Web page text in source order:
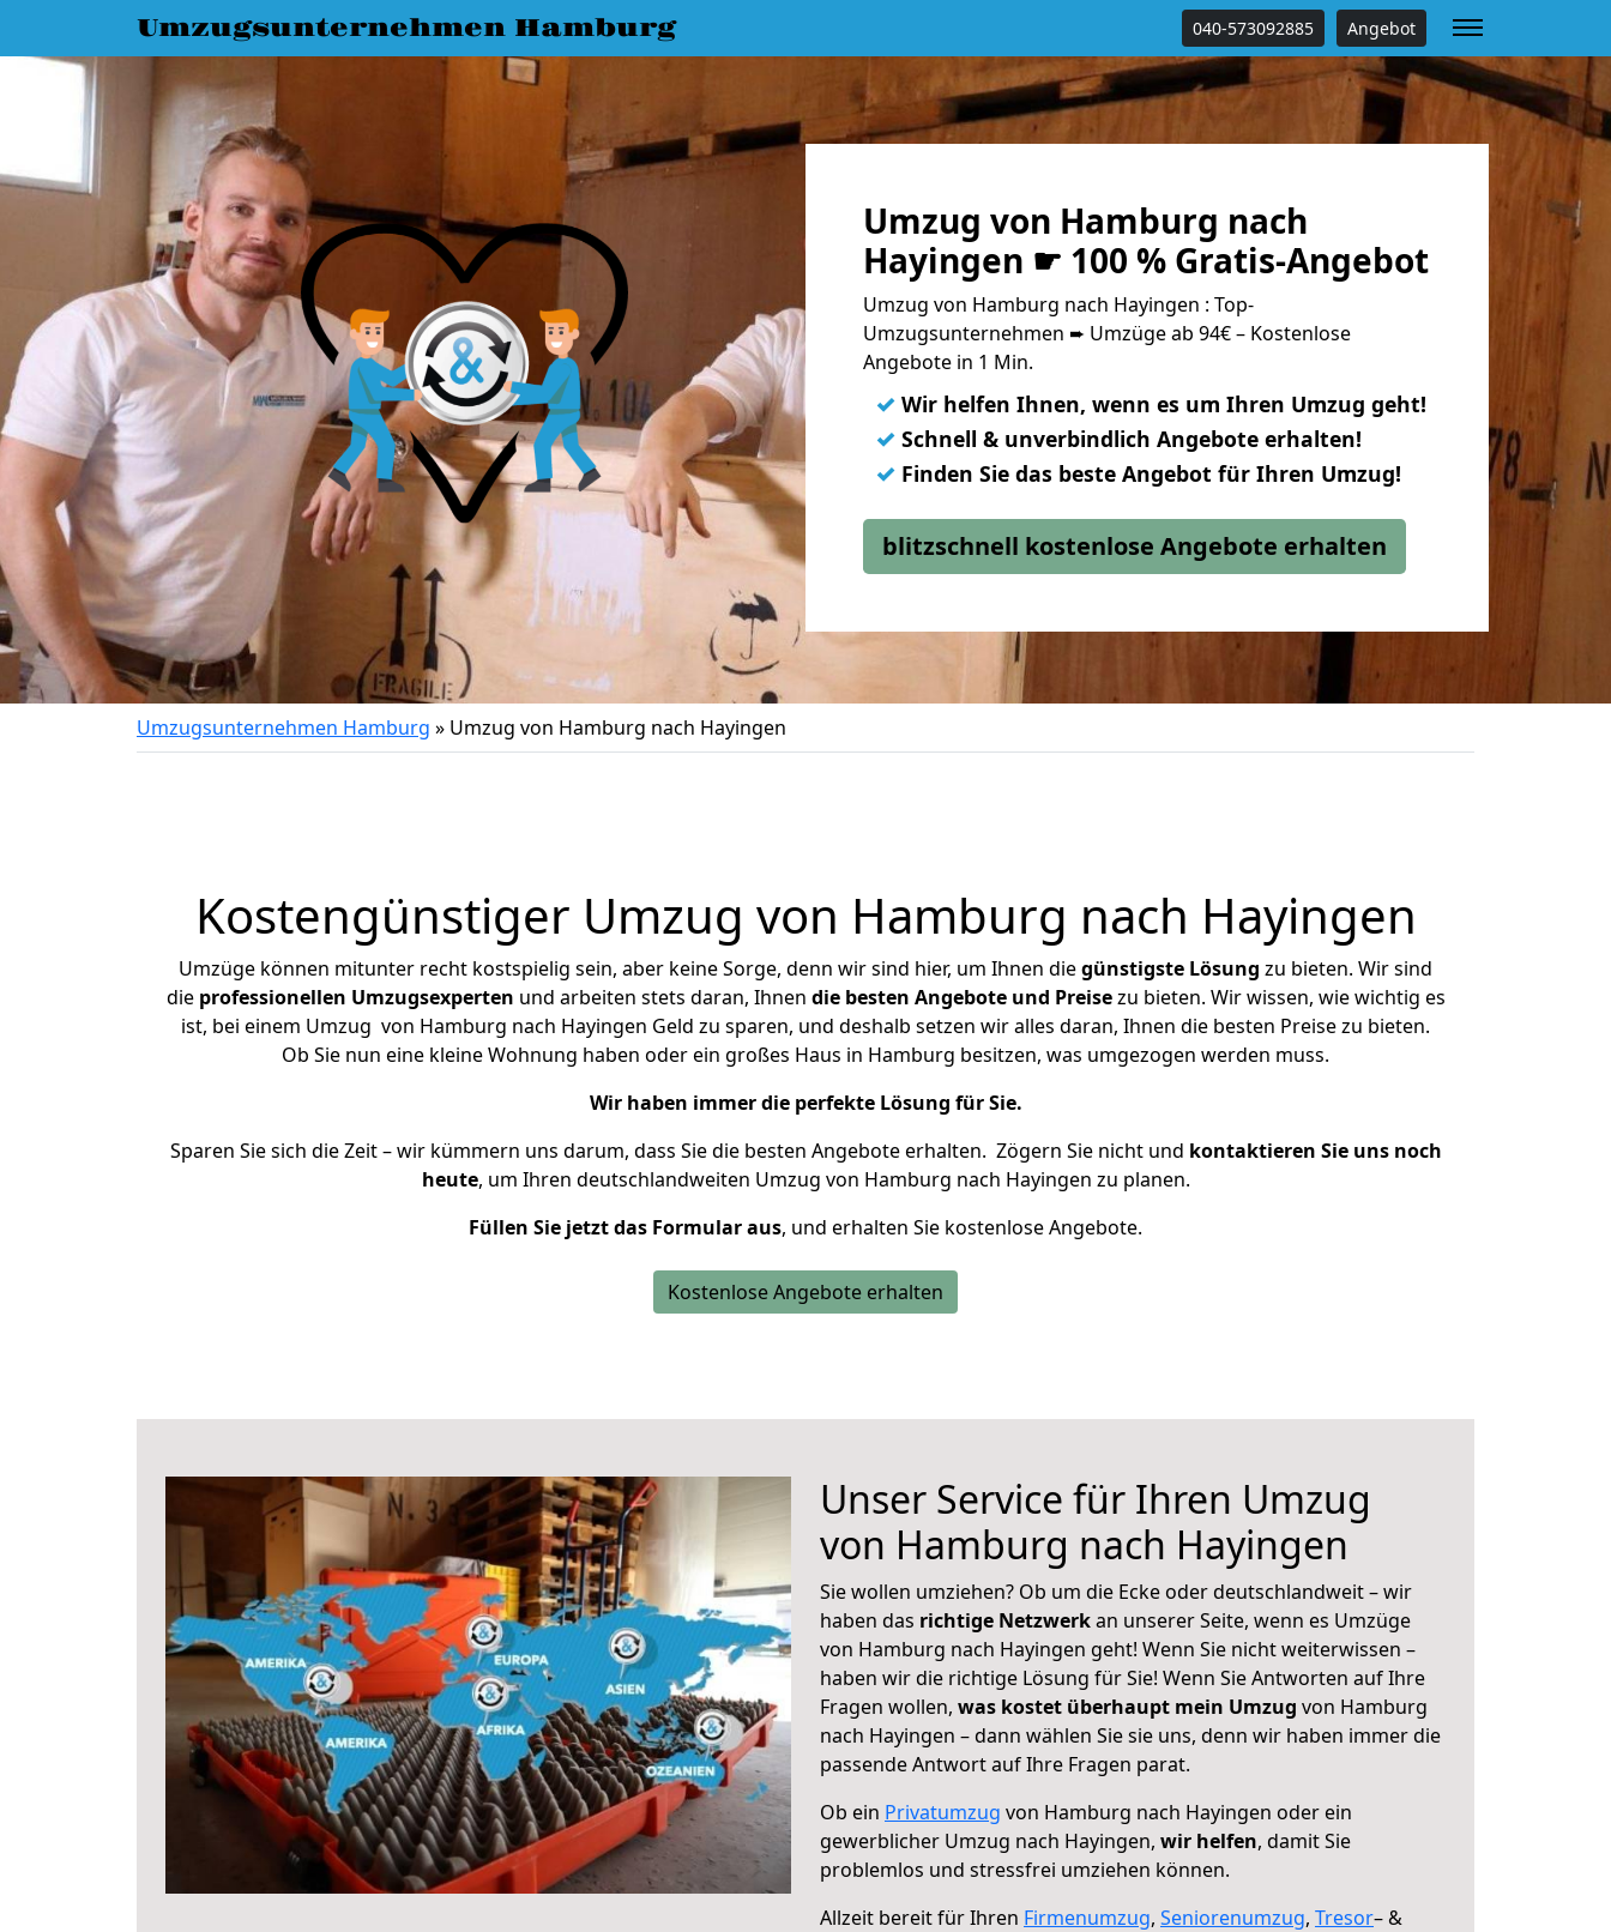
Umzugsunternehmen Hamburg 040-573092885 Angebot
Umzug von Hamburg nach
Hayingen ☛ 100 % Gratis-Angebot
Umzug von Hamburg nach Hayingen : Top-
Umzugsunternehmen ➨ Umzüge ab 94€ – Kostenlose
Angebote in 1 Min.
✓ Wir helfen Ihnen, wenn es um Ihren Umzug geht!
✓ Schnell & unverbindlich Angebote erhalten!
✓ Finden Sie das beste Angebot für Ihren Umzug!
blitzschnell kostenlose Angebote erhalten
Umzugsunternehmen Hamburg » Umzug von Hamburg nach Hayingen
Kostengünstiger Umzug von Hamburg nach Hayingen
Umzüge können mitunter recht kostspielig sein, aber keine Sorge, denn wir sind hier, um Ihnen diegünstigste Lösung zu bieten. Wir sind
die professionellen Umzugsexperten und arbeiten stets daran, Ihnen die besten Angebote und Preisezu bieten. Wir wissen, wie wichtig es
ist, bei einem Umzug von Hamburg nach Hayingen Geld zu sparen, und deshalb setzen wir alles daran, Ihnen die besten Preise zu bieten.
Ob Sie nun eine kleine Wohnung haben oder ein großes Haus in Hamburg besitzen, was umgezogen werden muss.
Wir haben immer die perfekte Lösung für Sie.
Sparen Sie sich die Zeit – wir kümmern uns darum, dass Sie die besten Angebote erhalten. Zögern Sie nicht und kontaktieren Sie uns noch
heute, um Ihren deutschlandweiten Umzug von Hamburg nach Hayingen zu planen.
Füllen Sie jetzt das Formular aus, und erhalten Sie kostenlose Angebote.
Kostenlose Angebote erhalten
Unser Service für Ihren Umzug
von Hamburg nach Hayingen
Sie wollen umziehen? Ob um die Ecke oder deutschlandweit – wir
haben das richtige Netzwerkan unserer Seite, wenn es Umzüge
von Hamburg nach Hayingen geht! Wenn Sie nicht weiterwissen –
haben wir die richtige Lösung für Sie! Wenn Sie Antworten auf Ihre
Fragen wollen, was kostet überhaupt mein Umzug von Hamburg
nach Hayingen – dann wählen Sie sie uns, denn wir haben immer die
passende Antwort auf Ihre Fragen parat.
Ob ein Privatumzug von Hamburg nach Hayingen oder ein
gewerblicher Umzug nach Hayingen, wir helfen, damit Sie
problemlos und stressfrei umziehen können.
Allzeit bereit für Ihren Firmenumzug, Seniorenumzug, Tresor– &